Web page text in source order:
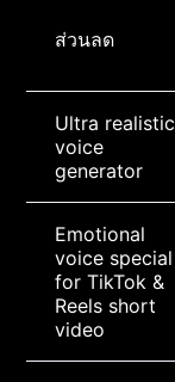
ส่วนลด
Ultra realistic
voice
generator
Emotional
voice special
for TikTok &
Reels short
video